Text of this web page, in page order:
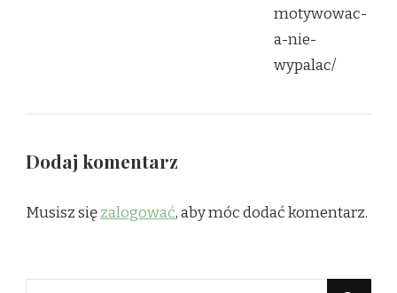
Dodaj komentarz
Musisz sięzalogować, aby móc dodać komentarz.